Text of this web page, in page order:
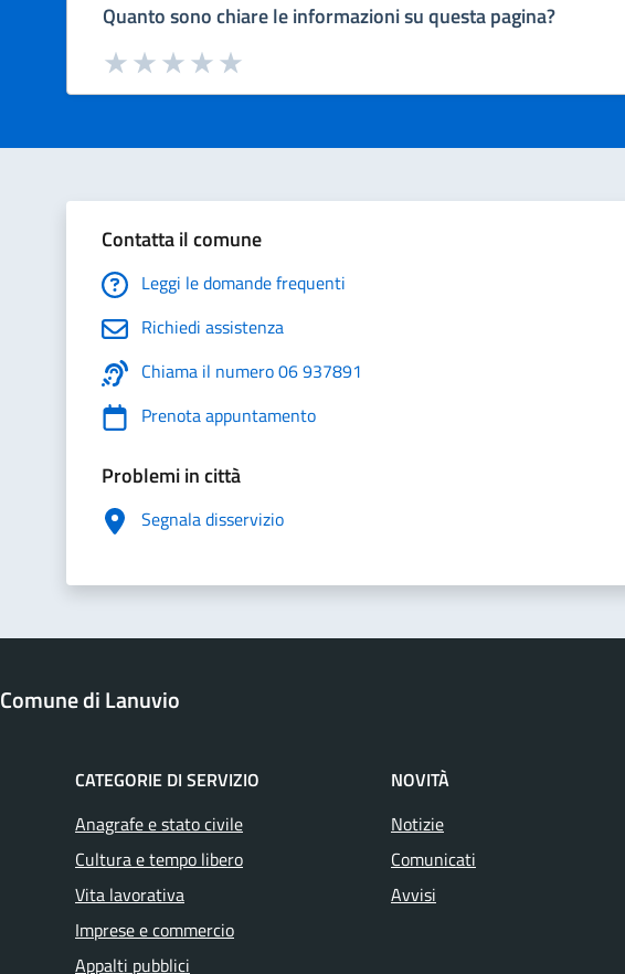
Quanto sono chiare le informazioni su questa pagina?
Valuta da 1 a 5 stelle la pagina
Valuta 5 stelle su 5
Valuta 4 stelle su 5
Valuta 3 stelle su 5
Valuta 2 stelle su 5
Valuta 1 stelle su 5
Contatta il comune
Leggi le domande frequenti
Richiedi assistenza
Chiama il numero 06 937891
Prenota appuntamento
Problemi in città
Segnala disservizio
Comune di Lanuvio
CATEGORIE DI SERVIZIO
Anagrafe e stato civile
Cultura e tempo libero
Vita lavorativa
Imprese e commercio
Appalti pubblici
NOVITÀ
Notizie
Comunicati
Avvisi